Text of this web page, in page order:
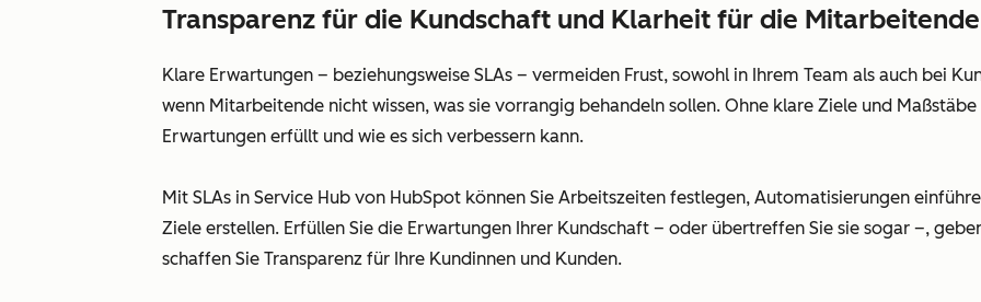
Transparenz für die Kundschaft und Klarheit für die
Klare Erwartungen – beziehungsweise SLAs – vermeiden Frust, sowohl in Ihrem Team als auch bei
wenn Mitarbeitende nicht wissen, was sie vorrangig behandeln sollen. Ohne klare Ziele und
Erwartungen erfüllt und wie es sich verbessern kann.
Mit SLAs in Service Hub von HubSpot können Sie Arbeitszeiten festlegen, Automatisierungen
Ziele erstellen. Erfüllen Sie die Erwartungen Ihrer Kundschaft – oder übertreffen Sie sie sogar –,
schaffen Sie Transparenz für Ihre Kundinnen und Kunden.